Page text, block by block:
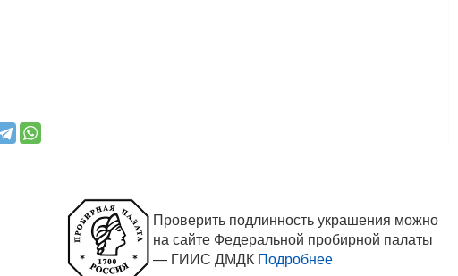
Проверить подлинность украшения можно
на сайте Федеральной пробирной палаты
— ГИИС ДМДК Подробнее